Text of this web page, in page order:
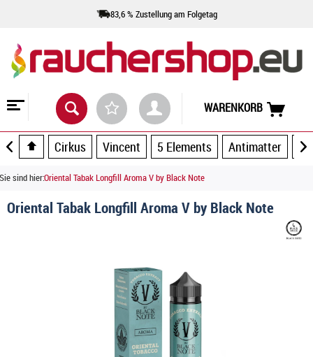
83,6 % Zustellung am Folgetag
WARENKORB
Cirkus Vincent 5 Elements Antimatter
Sie sind hier:Oriental Tabak Longfill Aroma V by Black Note
Oriental Tabak Longfill Aroma V by Black Note